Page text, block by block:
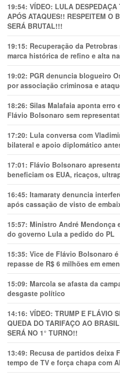
19:54: VÍDEO: LULA
APÓS ATAQUES!! RESPEITEM O
SERÁ BRUTAL!!!
19:15: Recuperação da
marca histórica de refino e alta
19:02: PGR denuncia blogueiro
por associação criminosa e
18:26: Silas Malafaia aponta erro
Flávio Bolsonaro sem
17:20: Lula conversa com
bilateral e apoio diplomático
17:01: Flávio Bolsonaro
beneficiam os EUA, ricaços,
16:45: Itamaraty denuncia
após cassação de visto de
15:57: Ministro André Mendonça
do governo Lula a pedido do PL
15:35: Vice de Flávio Bolsonaro
repasse de R$ 6 milhões em
15:09: Marcola se afasta da
desgaste político
14:16: VÍDEO: TRUMP E FLÁVIO
QUEDA DO TARIFAÇO AO
SERÁ NO 1° TURNO!!
13:49: Recusa de partidos deixa
tempo de TV e força chapa com